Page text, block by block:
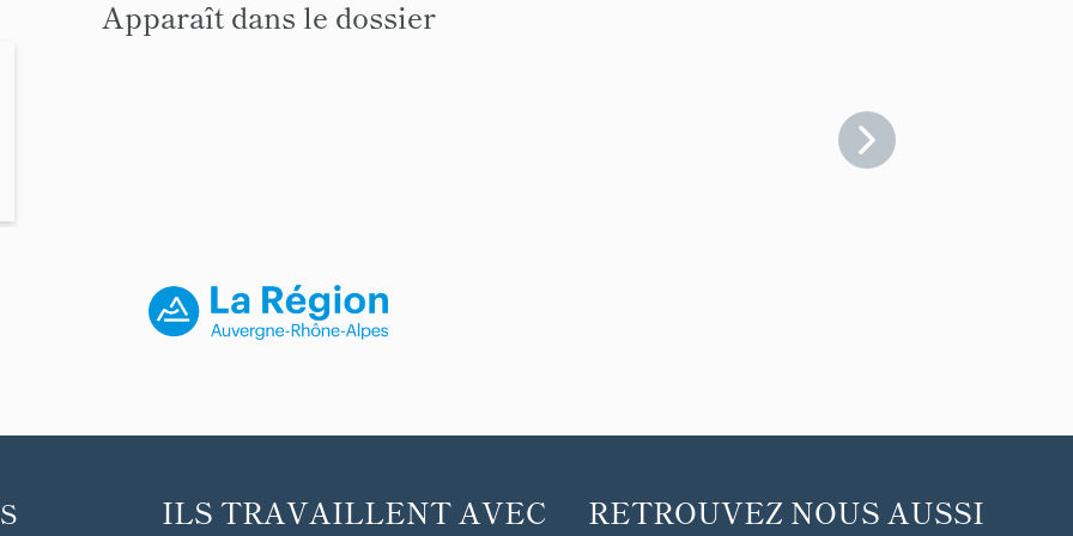
Apparaît dans le dossier
ILS TRAVAILLENT AVEC
RETROUVEZ NOUS AUSSI